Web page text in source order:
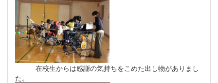
在校生からは感謝の気持ちをこめた出し物がありまし
た。